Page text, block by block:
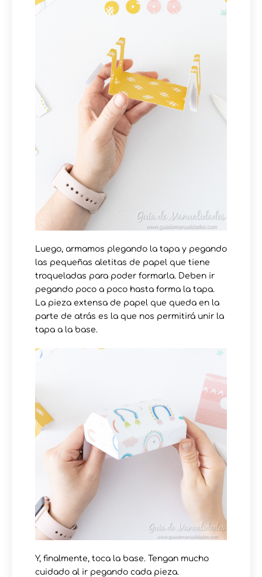
Luego, armamos plegando la tapa y pegando
las pequeñas aletitas de papel que tiene
troqueladas para poder formarla. Deben ir
pegando poco a poco hasta forma la tapa.
La pieza extensa de papel que queda en la
parte de atrás es la que nos permitirá unir la
tapa a la base.
Y, finalmente, toca la base. Tengan mucho
cuidado al ir pegando cada pieza.